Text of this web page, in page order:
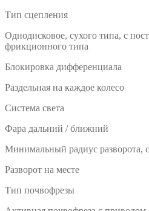
Тип сцепления
Однодисковое, сухого типа, с
фрикционного типа
Блокировка дифференциала
Раздельная на каждое колесо
Система света
Фара дальний / ближний
Минимальный радиус разворота,
Разворот на месте
Тип почвофрезы